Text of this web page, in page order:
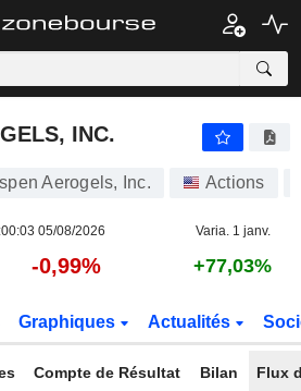
INC.
INC.
Aerogels, Inc. Actions
05/08/2026 Varia. 1 janv.
-0,99% +77,03%
Graphiques Actualités
Compte de Résultat Bilan Flux